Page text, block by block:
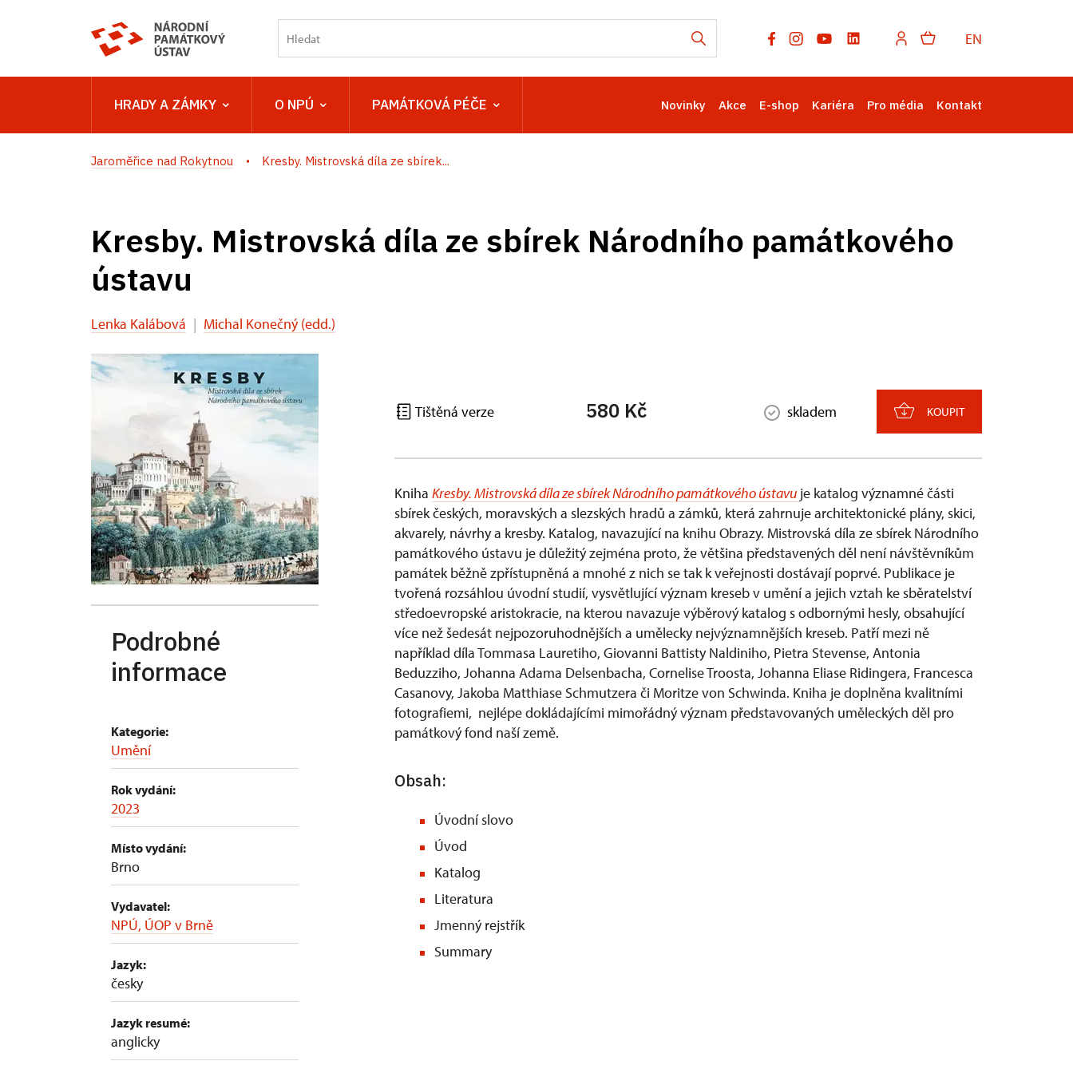
EN
HRADY A ZÁMKY O NPÚ PAMÁTKOVÁ PÉČE Novinky Akce E-shop Kariéra Pro média Kontakt
Jaroměřice nad Rokytnou Kresby. Mistrovská díla ze sbírek...
Kresby. Mistrovská díla ze sbírek Národního památkového
ústavu
Lenka Kalábová | Michal Konečný (edd.)
Podrobné
informace
Kategorie:
Umění
Rok vydání:
2023
Místo vydání:
Brno
Vydavatel:
NPÚ, ÚOP v Brně
Jazyk:
česky
Jazyk resumé:
anglicky
Tištěná verze 580 Kč skladem KOUPIT
Kniha Kresby. Mistrovská díla ze sbírek Národního památkového ústavu je katalog významné části
sbírek českých, moravských a slezských hradů a zámků, která zahrnuje architektonické plány, skici,
akvarely, návrhy a kresby. Katalog, navazující na knihu Obrazy. Mistrovská díla ze sbírek Národního
památkového ústavu je důležitý zejména proto, že většina představených děl není návštěvníkům
památek běžně zpřístupněná a mnohé z nich se tak k veřejnosti dostávají poprvé. Publikace je
tvořená rozsáhlou úvodní studií, vysvětlující význam kreseb v umění a jejich vztah ke sběratelství
středoevropské aristokracie, na kterou navazuje výběrový katalog s odbornými hesly, obsahující
více než šedesát nejpozoruhodnějších a umělecky nejvýznamnějších kreseb. Patří mezi ně
například díla Tommasa Lauretiho, Giovanni Battisty Naldiniho, Pietra Stevense, Antonia
Beduzziho, Johanna Adama Delsenbacha, Cornelise Troosta, Johanna Eliase Ridingera, Francesca
Casanovy, Jakoba Matthiase Schmutzera či Moritze von Schwinda. Kniha je doplněna kvalitními
fotografiemi, nejlépe dokládajícími mimořádný význam představovaných uměleckých děl pro
památkový fond naší země.
Obsah:
Úvodní slovo
Úvod
Katalog
Literatura
Jmenný rejstřík
Summary